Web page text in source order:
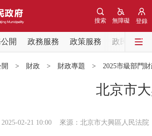
登錄
無障礙
搜索
開 政務服務 政策服務
政民互動
> 財政 > 財政專題 > 2025市級部門
北京市
02-21 10:00 來源：北京市大興區人民法院